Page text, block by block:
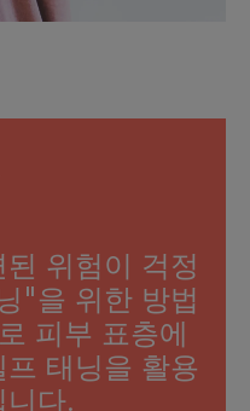
위험이 걱정
"을 위한 방법
피부 표층에
태닝을 활용
니다.